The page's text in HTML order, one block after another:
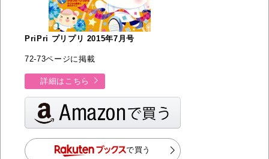
PriPri プリプリ 2015年7月号
72-73ページに掲載
詳細はこちら
で買う